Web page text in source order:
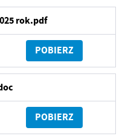
rok.pdf
POBIERZ
POBIERZ